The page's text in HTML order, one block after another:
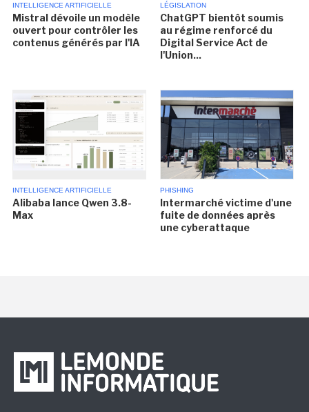
INTELLIGENCE ARTIFICIELLE
Mistral dévoile un modèle
ouvert pour contrôler les
contenus générés par l'IA
LÉGISLATION
ChatGPT bientôt soumis
au régime renforcé du
Digital Service Act de
l'Union...
INTELLIGENCE ARTIFICIELLE
Alibaba lance Qwen 3.8-
Max
PHISHING
Intermarché victime d'une
fuite de données après
une cyberattaque